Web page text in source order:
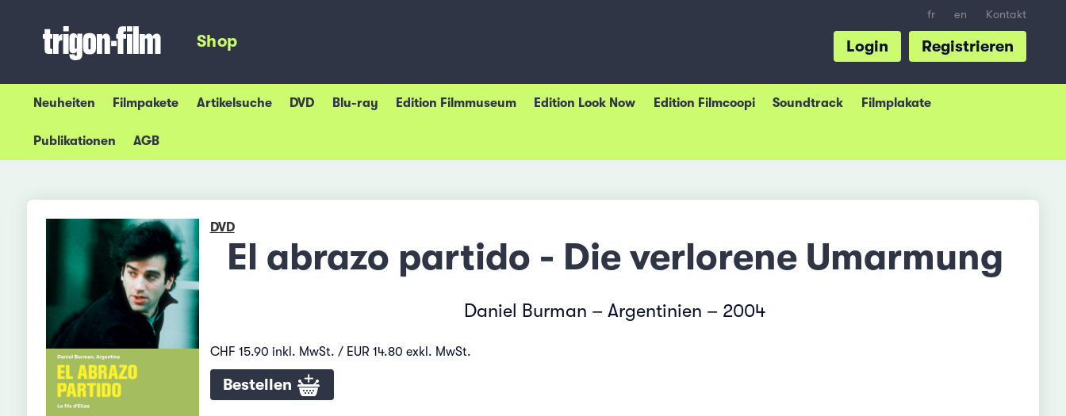
fr en Kontakt
Shop Registrieren
Login
Neuheiten Filmpakete Artikelsuche DVD Blu-ray Edition Filmmuseum Edition Look Now Edition Filmcoopi Soundtrack Filmplakate
Publikationen AGB
DVD
El abrazo partido - Die verlorene Umarmung
Daniel Burman – Argentinien – 2004
CHF 15.90 inkl. MwSt. / EUR 14.80 exkl. MwSt.
Bestellen